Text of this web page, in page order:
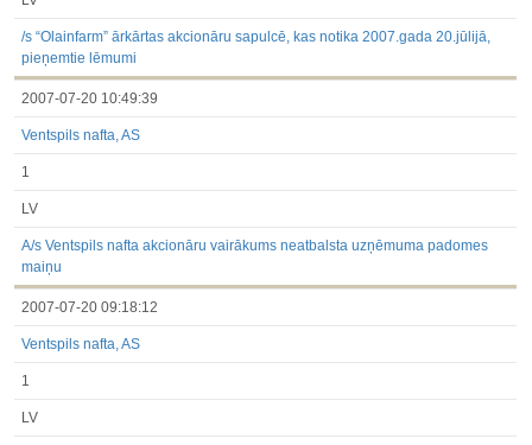
/s “Olainfarm” ārkārtas akcionāru sapulcē, kas notika 2007.gada 20.jūlijā,
pieņemtie lēmumi
2007-07-20 10:49:39
Ventspils nafta, AS
1
LV
A/s Ventspils nafta akcionāru vairākums neatbalsta uzņēmuma padomes
maiņu
2007-07-20 09:18:12
Ventspils nafta, AS
1
LV